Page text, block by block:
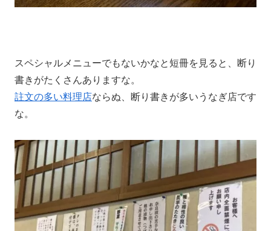
スペシャルメニューでもないかなと短冊を見ると、断り
書きがたくさんありますな。
註文の多い料理店ならぬ、断り書きが多いうなぎ店です
な。